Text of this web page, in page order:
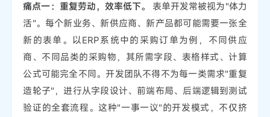
痛点一：重复劳动，效率低下。
表单开发常被视为"体力
活"。每个新业务、新供应商、新产品都可能需要一张全
新的表单。以ERP系统中的采购订单为例，不同供应
商、不同品类的采购物，其所需字段、表格样式、计算
公式可能完全不同。开发团队不得不为每一类需求"重复
造轮子"，进行从字段设计、前端布局、后端逻辑到测试
验证的全套流程。这种"一事一议"的开发模式，不仅挤